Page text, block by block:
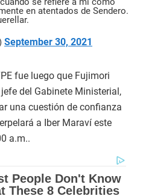
en atentados de Sendero.
September 30, 2021
fue luego que Fujimori
del Gabinete Ministerial,
una cuestión de confianza
a Iber Maraví este
a.m..